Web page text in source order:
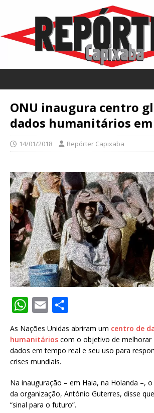
ONU inaugura centro
dados humanitários
14/01/2018 Repórter Capixaba
W
h
at
s
A
p
p
E
m
ai
l
h
ar
e
As Nações Unidas abriram um centro de
humanitários com o objetivo de melhorar
dados em tempo real e seu uso para
crises mundiais.
Na inauguração – em Haia, na Holanda –,
da organização, António Guterres, disse
“sinal para o futuro”.